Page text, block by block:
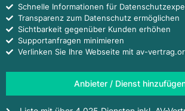
Schnelle Informationen für
Transparenz zum Datenschutz ermöglichen
Sichtbarkeit gegenüber Kunden erhöhen
Supportanfragen minimieren
Verlinken Sie Ihre Webseite mit av-
Anbieter / Dienst